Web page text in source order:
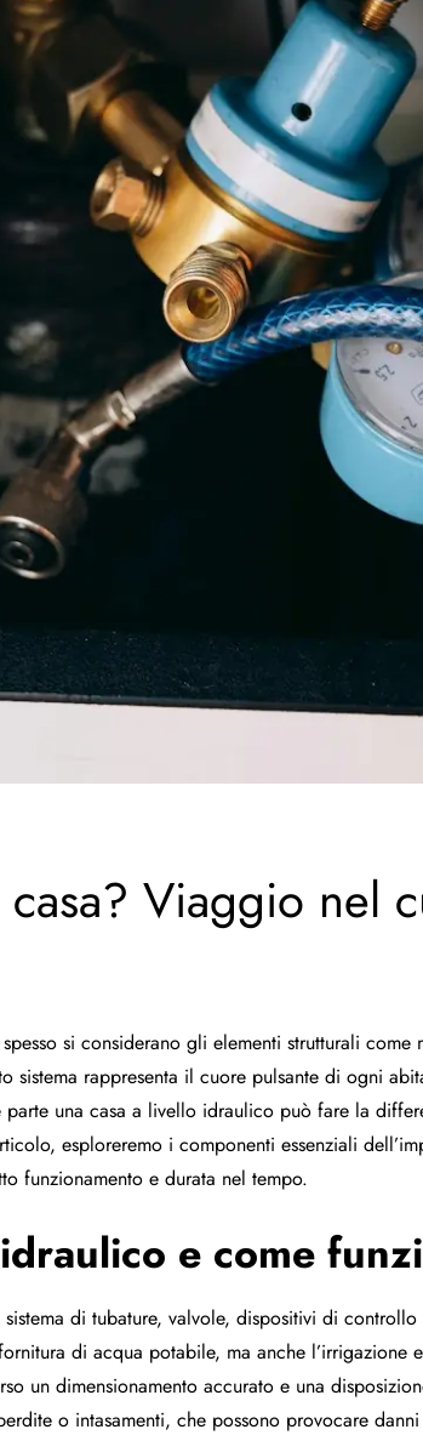
Viaggio nel
si considerano gli elementi strutturali
sistema rappresenta il cuore pulsante di ogni
una casa a livello idraulico può fare la
esploreremo i componenti essenziali
funzionamento e durata nel tempo.
e come
di tubature, valvole, dispositivi di
di acqua potabile, ma anche l’irrigazione
un dimensionamento accurato e una
o intasamenti, che possono provocare